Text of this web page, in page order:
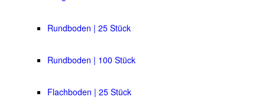
Rundboden | 25 Stück
Rundboden | 100 Stück
Flachboden | 25 Stück